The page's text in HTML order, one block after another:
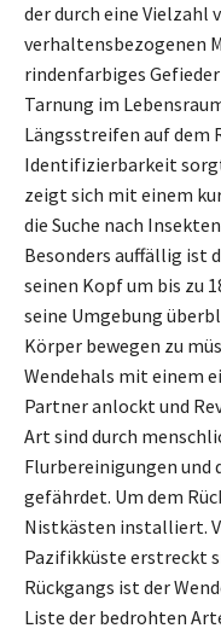
der durch eine Vielzahl
verhaltensbezogenen
rindenfarbiges
Tarnung im
Längsstreifen auf dem
Identifizierbarkeit
zeigt sich mit einem
die Suche nach
Besonders auffällig ist
seinen Kopf um bis zu
seine Umgebung
Körper bewegen zu
Wendehals mit einem
Partner anlockt und
Art sind durch
Flurbereinigungen und
gefährdet. Um dem
Nistkästen installiert.
Pazifikküste erstreckt
Rückgangs ist der
Liste der bedrohten